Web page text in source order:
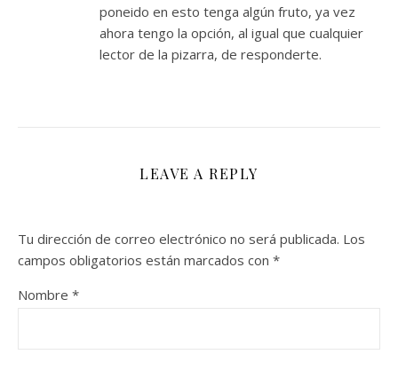
poneido en esto tenga algún fruto, ya vez
ahora tengo la opción, al igual que cualquier
lector de la pizarra, de responderte.
LEAVE A REPLY
Tu dirección de correo electrónico no será publicada. Los
campos obligatorios están marcados con *
Nombre *